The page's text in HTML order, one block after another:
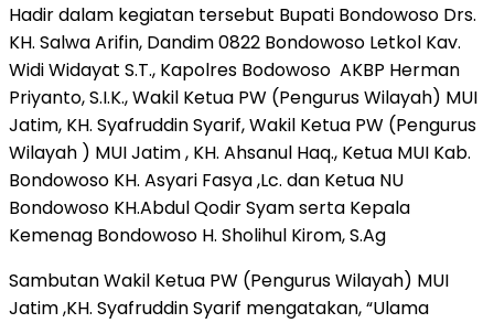
Hadir dalam kegiatan tersebut Bupati Bondowoso Drs.
KH. Salwa Arifin, Dandim 0822 Bondowoso Letkol Kav.
Widi Widayat S.T., Kapolres Bodowoso AKBP Herman
Priyanto, S.I.K., Wakil Ketua PW (Pengurus Wilayah) MUI
Jatim, KH. Syafruddin Syarif, Wakil Ketua PW (Pengurus
Wilayah ) MUI Jatim , KH. Ahsanul Haq., Ketua MUI Kab.
Bondowoso KH. Asyari Fasya ,Lc. dan Ketua NU
Bondowoso KH.Abdul Qodir Syam serta Kepala
Kemenag Bondowoso H. Sholihul Kirom, S.Ag
Sambutan Wakil Ketua PW (Pengurus Wilayah) MUI
Jatim ,KH. Syafruddin Syarif mengatakan, “Ulama